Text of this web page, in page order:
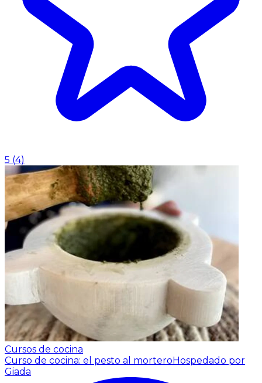
5 (4)
Cursos de cocina
Curso de cocina: el pesto al mortero Hospedado por
Giada